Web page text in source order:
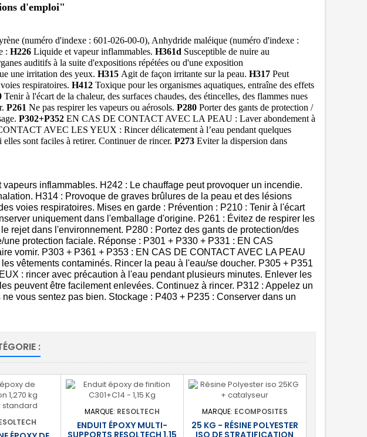
d'emploi"
(numéro d'indexe : 601-026-00-0), Anhydride maléique (numéro d'indexe :
: H226 Liquide et vapeur inflammables. H361d Susceptible de nuire au
auditifs à la suite d'expositions répétées ou d'une exposition
une irritation des yeux. H315 Agit de façon irritante sur la peau. H317 Peut
respiratoires. H412 Toxique pour les organismes aquatiques, entraîne des effets
Tenir à l'écart de la chaleur, des surfaces chaudes, des étincelles, des flammes nues
P261 Ne pas respirer les vapeurs ou aérosols. P280 Porter des gants de protection /
P302+P352 EN CAS DE CONTACT AVEC LA PEAU : Laver abondement à
AVEC LES YEUX : Rincer délicatement à l’eau pendant quelques
sont faciles à retirer. Continuer de rincer. P273 Eviter la dispersion dans
inflammables. H242 : Le chauffage peut provoquer un incendie.
H314 : Provoque de graves brûlures de la peau et des lésions
voies respiratoires. Mises en garde : Prévention : P210 : Tenir à l'écart
uniquement dans l'emballage d'origine. P261 : Évitez de respirer les
rejet dans l'environnement. P280 : Portez des gants de protection/des
protection faciale. Réponse : P301 + P330 + P331 : EN CAS
vomir. P303 + P361 + P353 : EN CAS DE CONTACT AVEC LA PEAU
vêtements contaminés. Rincer la peau à l'eau/se doucher. P305 + P351
: rincer avec précaution à l'eau pendant plusieurs minutes. Enlever les
peuvent être facilement enlevées. Continuez à rincer. P312 : Appelez un
vous sentez pas bien. Stockage : P403 + P235 : Conserver dans un
:
MARQUE: RESOLTECH
ENDUIT ÉPOXY MULTI-
SUPPORTS RESOLTECH 1,15
MARQUE: ECOMPOSITES
25 KG - RÉSINE POLYESTER
ISO DE STRATIFICATION